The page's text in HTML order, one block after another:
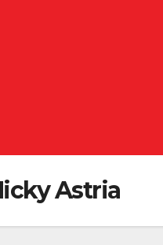
Astria